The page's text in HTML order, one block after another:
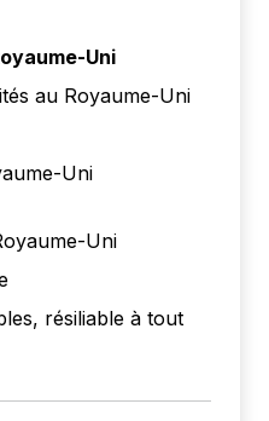
Uni
au Royaume-Uni
Uni
Uni
résiliable à tout